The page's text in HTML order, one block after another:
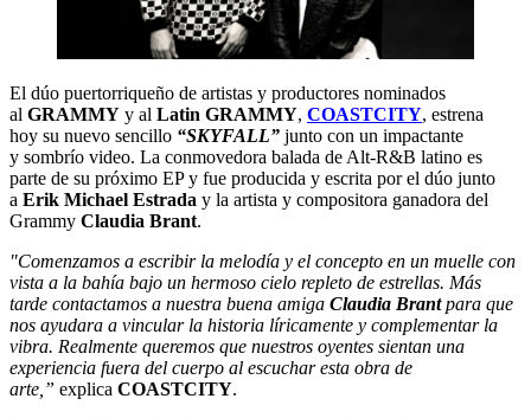
El dúo puertorriqueño de artistas y productores nominados
al GRAMMY y al Latin GRAMMY, COASTCITY, estrena
hoy su nuevo sencillo “SKYFALL” junto con un impactante
y sombrío video. La conmovedora balada de Alt-R&B latino es
parte de su próximo EP y fue producida y escrita por el dúo junto
a Erik Michael Estrada y la artista y compositora ganadora del
Grammy Claudia Brant.
"Comenzamos a escribir la melodía y el concepto en un muelle con
vista a la bahía bajo un hermoso cielo repleto de estrellas. Más
tarde contactamos a nuestra buena amiga Claudia Brantpara que
nos ayudara a vincular la historia líricamente y complementar la
vibra. Realmente queremos que nuestros oyentes sientan una
experiencia fuera del cuerpo al escuchar esta obra de
arte,” explica COASTCITY.